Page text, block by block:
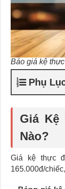
Báo giá kệ
Phụ
Giá
Nào?
Giá kệ thực
165.000đ/